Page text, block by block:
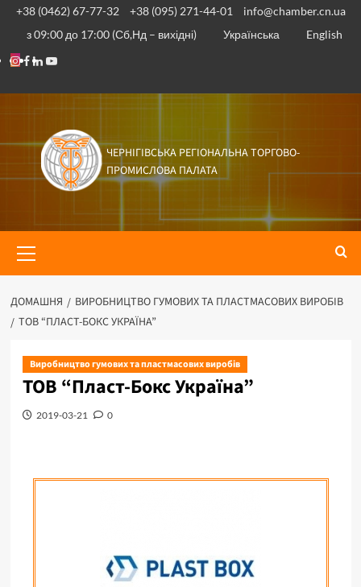
+38 (0462) 67-77-32 +38 (095) 271-44-01
info@chamber.cn.ua
з 09:00 до 17:00 (Сб,Нд – вихідні)
Українська English
ЧЕРНІГІВСЬКА РЕГІОНАЛЬНА ТОРГОВО-
ПРОМИСЛОВА ПАЛАТА
ДОМАШНЯ
ВИРОБНИЦТВО ГУМОВИХ ТА ПЛАСТМАСОВИХ ВИРОБІВ
ТОВ “ПЛАСТ-БОКС УКРАЇНА”
Виробництво гумових та пластмасових виробів
ТОВ “Пласт-Бокс Україна”
2019-03-21 0